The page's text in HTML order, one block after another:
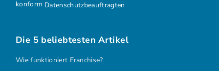
Datenschutzbeauftragten
Die 5 beliebtesten Artikel
Wie funktioniert Franchise?